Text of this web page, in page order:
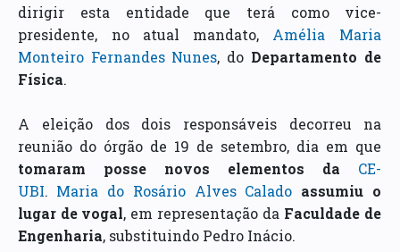
dirigir esta entidade que terá como vice-
presidente, no atual mandato, Amélia Maria
Monteiro Fernandes Nunes, do Departamento de
Física.
A eleição dos dois responsáveis decorreu na
reunião do órgão de 19 de setembro, dia em que
tomaram posse novos elementos da CE-
UBI. Maria do Rosário Alves Calado assumiu o
lugar de vogal, em representação da Faculdade de
Engenharia, substituindo Pedro Inácio.